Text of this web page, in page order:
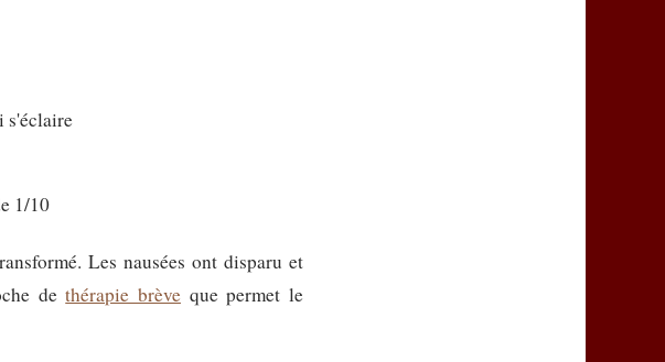
s'éclaire
1/10
Les nausées ont disparu et
dethérapie brève que permet le